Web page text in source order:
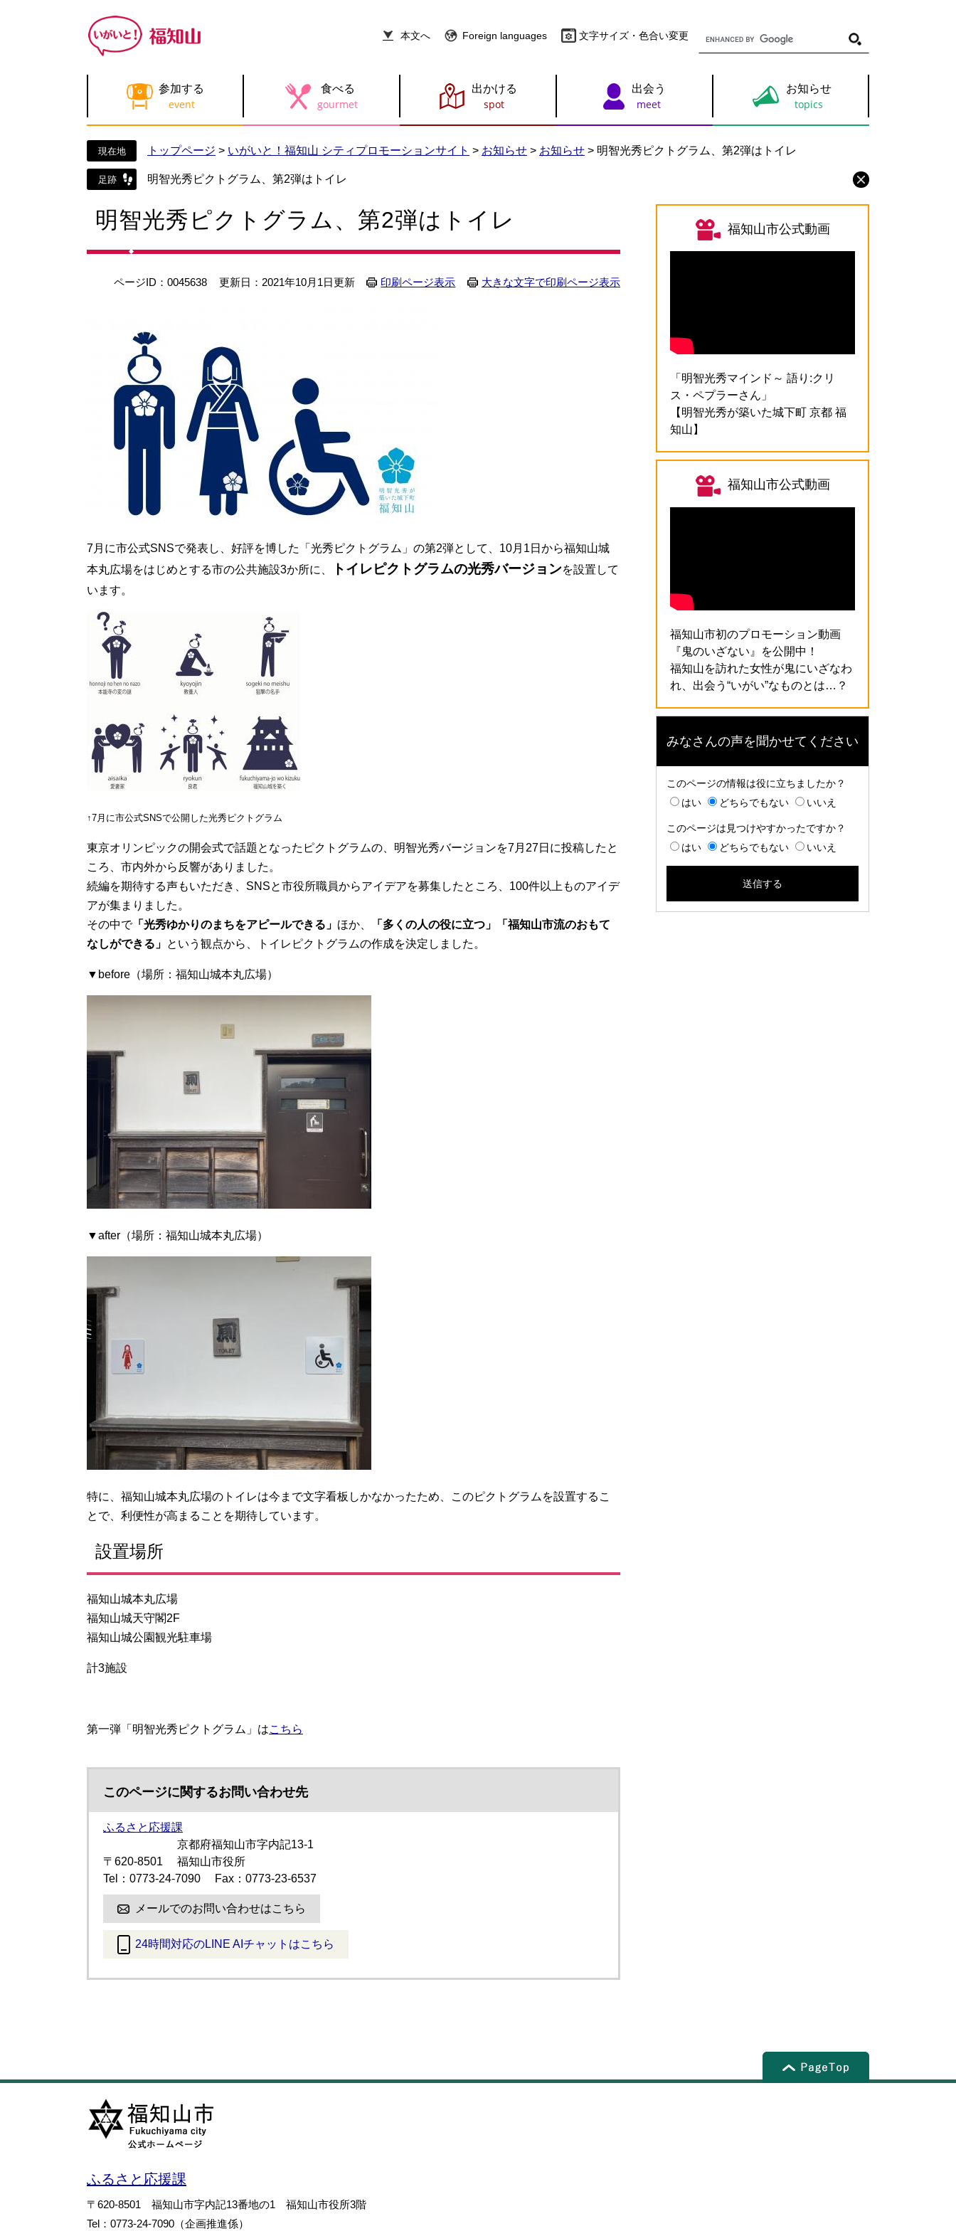
本文へ Foreign languages 文字サイズ・色合い変更
o
検
参加する 食べる 出かける 出会う お知らせ
トップページ > いがいと！福知山 シティプロモーションサイト > お知らせ > お知らせ > 明智光秀ピクトグラム、第2弾はトイレ
明智光秀ピクトグラム、第2弾はトイレ
本
文明智光秀ピクトグラム、第2弾はトイレ
ページID：0045638 更新日：2021年10月1日更新 印刷ページ表示 大きな文字で印刷ページ表示
7月に市公式SNSで発表し、好評を博した「光秀ピクトグラム」の第2弾として、10月1日から福知山城
本丸広場をはじめとする市の公共施設3か所に、
トイレピクトグラムの光秀バージョンを設置して
います。
↑7月に市公式SNSで公開した光秀ピクトグラム
東京オリンピックの開会式で話題となったピクトグラムの、明智光秀バージョンを7月27日に投稿したと
ころ、市内外から反響がありました。
続編を期待する声もいただき、SNSと市役所職員からアイデアを募集したところ、100件以上ものアイデ
アが集まりました。
その中で「光秀ゆかりのまちをアピールできる」 ほか、
「多くの人の役に立つ」「福知山市流のおもて
なしができる」 という観点から、トイレピクトグラムの作成を決定しました。
▼before（場所：福知山城本丸広場）
▼after（場所：福知山城本丸広場）
特に、福知山城本丸広場のトイレは今まで文字看板しかなかったため、このピクトグラムを設置するこ
とで、利便性が高まることを期待しています。
設置場所
福知山城本丸広場
福知山城天守閣2F
福知山城公園観光駐車場
計3施設
第一弾「明智光秀ピクトグラム」はこちら
このページに関するお問い合わせ先
ふるさと応援課
〒620-8501
京都府福知山市字内記13-1
福知山市役所
Tel：0773-24-7090
Fax：0773-23-6537
メールでのお問い合わせはこちら
24時間対応のLINE AIチャットはこちら
外
福知山市公式動画
「明智光秀マインド～ 語り:クリ
ス・ペプラーさん」
【明智光秀が築いた城下町 京都 福
知山】
福知山市公式動画
福知山市初のプロモーション動画
『鬼のいざない』を公開中！
福知山を訪れた女性が鬼にいざなわ
れ、出会う“いがい”なものとは…？
みなさんの声を聞かせてください
このページの情報は役に立ちましたか？
はい
どちらでもない いいえ
このページは見つけやすかったですか？
はい
どちらでもない いいえ
ふるさと応援課
〒620-8501 福知山市字内記13番地の1 福知山市役所3階
Tel：0773-24-7090 （企画推進係）